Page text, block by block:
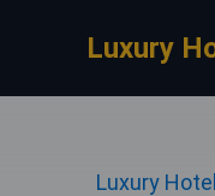
Luxury
Luxury